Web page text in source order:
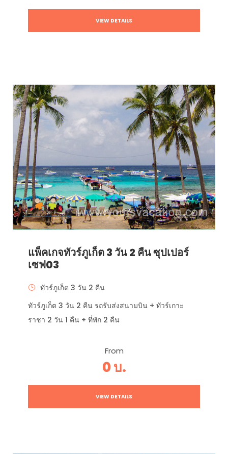
VIEW DETAILS
แพ็คเกจทัวร์ภูเก็ต 3 วัน 2 คืน ซุปเปอร์
เซฟ03
ทัวร์ภูเก็ต 3 วัน 2 คืน
ทัวร์ภูเก็ต 3 วัน 2 คืน รถรับส่งสนามบิน + ทัวร์เกาะ
ราชา 2 วัน 1 คืน + ที่พัก 2 คืน
From
0 บ.
VIEW DETAILS